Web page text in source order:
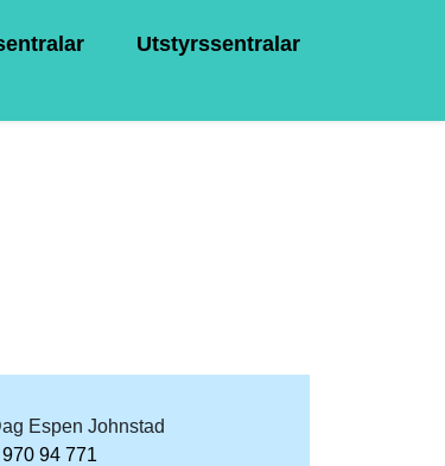
Utstyrssentralar
Espen Johnstad
970 94 771